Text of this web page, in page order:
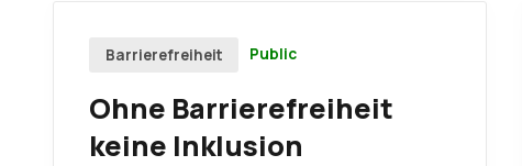
Barrierefreiheit Public
Ohne Barrierefreiheit
keine Inklusion